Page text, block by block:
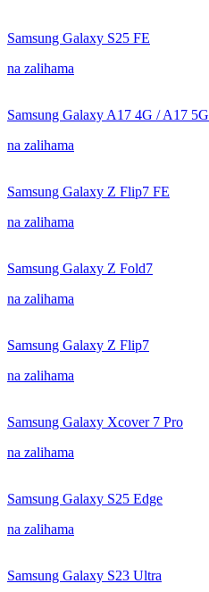
Samsung Galaxy S25 FE
na zalihama
Samsung Galaxy A17 4G / A17 5G
na zalihama
Samsung Galaxy Z Flip7 FE
na zalihama
Samsung Galaxy Z Fold7
na zalihama
Samsung Galaxy Z Flip7
na zalihama
Samsung Galaxy Xcover 7 Pro
na zalihama
Samsung Galaxy S25 Edge
na zalihama
Samsung Galaxy S23 Ultra